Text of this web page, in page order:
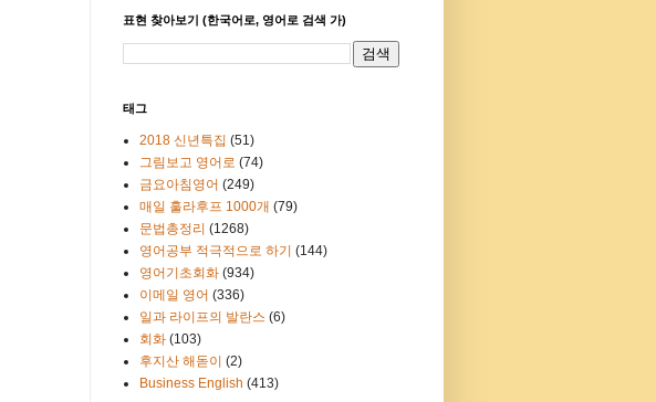
표현 찾아보기 (한국어로, 영어로 검색 가)
태그
2018 신년특집 (51)
그림보고 영어로 (74)
금요아침영어 (249)
매일 훌라후프 1000개 (79)
문법총정리 (1268)
영어공부 적극적으로 하기 (144)
영어기초회화 (934)
이메일 영어 (336)
일과 라이프의 발란스 (6)
회화 (103)
후지산 해돋이 (2)
Business English (413)